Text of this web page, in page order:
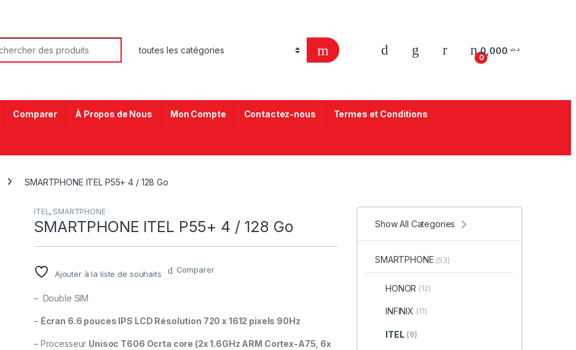
0
د.ت
Comparer À Propos de Nous Mon Compte Contactez-nous Termes et Conditions
SMARTPHONE ITEL P55+ 4 / 128 Go
ITEL, SMARTPHONE
SMARTPHONE ITEL P55+ 4 / 128 Go
Ajouter à la liste de souhaits Comparer
– Double SIM
– Écran 6.6 pouces IPS LCD Résolution 720 x 1612 pixels 90Hz
– Processeur Unisoc T606 Ocrta core (2x 1.6GHz ARM Cortex-A75, 6x
Show All Categories
SMARTPHONE (53)
HONOR (12)
INFINIX (11)
ITEL (6)